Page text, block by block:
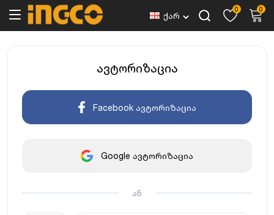
ქარ
0 0
ავტორიზაცია
Facebook ავტორიზაცია
Google ავტორიზაცია
ან